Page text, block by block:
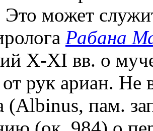
Это может
Рабана
X-XI вв. о
рук ариан. Не
(Albinus, пам.